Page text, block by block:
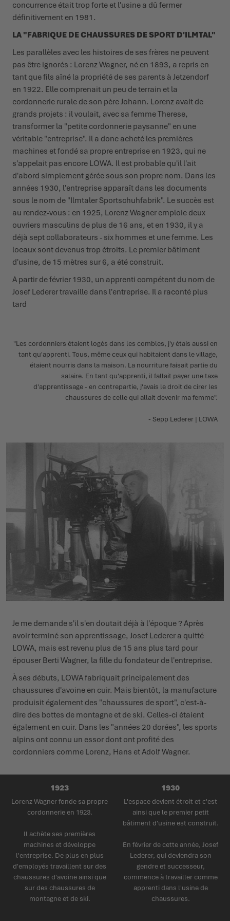
concurrence était trop forte et l'usine a dû fermer
définitivement en 1981.
LA "FABRIQUE DE CHAUSSURES DE SPORT D'ILMTAL"
Les parallèles avec les histoires de ses frères ne peuvent
pas être ignorés : Lorenz Wagner, né en 1893, a repris en
tant que fils aîné la propriété de ses parents à Jetzendorf
en 1922. Elle comprenait un peu de terrain et la
cordonnerie rurale de son père Johann. Lorenz avait de
grands projets : il voulait, avec sa femme Therese,
transformer la "petite cordonnerie paysanne" en une
véritable "entreprise". Il a donc acheté les premières
machines et fondé sa propre entreprise en 1923, qui ne
s'appelait pas encore LOWA. Il est probable qu'il l'ait
d'abord simplement gérée sous son propre nom. Dans les
années 1930, l'entreprise apparaît dans les documents
sous le nom de "Ilmtaler Sportschuhfabrik". Le succès est
au rendez-vous : en 1925, Lorenz Wagner emploie deux
ouvriers masculins de plus de 16 ans, et en 1930, il y a
déjà sept collaborateurs - six hommes et une femme. Les
locaux sont devenus trop étroits. Le premier bâtiment
d'usine, de 15 mètres sur 6, a été construit.
A partir de février 1930, un apprenti compétent du nom de
Josef Lederer travaille dans l'entreprise. Il a raconté plus
tard
"Les cordonniers étaient logés dans les combles, j'y étais aussi en
tant qu'apprenti. Tous, même ceux qui habitaient dans le village,
étaient nourris dans la maison. La nourriture faisait partie du
salaire. En tant qu'apprenti, il fallait payer une taxe
d'apprentissage - en contrepartie, j'avais le droit de cirer les
chaussures de celle qui allait devenir ma femme".
- Sepp Lederer | LOWA
Je me demande s'il s'en doutait déjà à l'époque ? Après
avoir terminé son apprentissage, Josef Lederer a quitté
LOWA, mais est revenu plus de 15 ans plus tard pour
épouser Berti Wagner, la fille du fondateur de l'entreprise.
À ses débuts, LOWA fabriquait principalement des
chaussures d'avoine en cuir. Mais bientôt, la manufacture
produisit également des "chaussures de sport", c'est-à-
dire des bottes de montagne et de ski. Celles-ci étaient
également en cuir. Dans les "années 20 dorées", les sports
alpins ont connu un essor dont ont profité des
cordonniers comme Lorenz, Hans et Adolf Wagner.
1923
Lorenz Wagner fonde sa propre
cordonnerie en 1923.
Il achète ses premières
machines et développe
l'entreprise. De plus en plus
d'employés travaillent sur des
chaussures d'avoine ainsi que
sur des chaussures de
montagne et de ski.
1930
L'espace devient étroit et c'est
ainsi que le premier petit
bâtiment d'usine est construit.
En février de cette année, Josef
Lederer, qui deviendra son
gendre et successeur,
commence à travailler comme
apprenti dans l'usine de
chaussures.